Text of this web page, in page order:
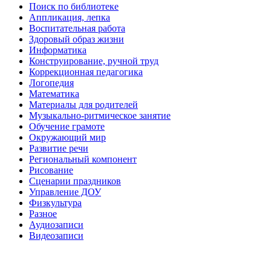
Поиск по библиотеке
Аппликация, лепка
Воспитательная работа
Здоровый образ жизни
Информатика
Конструирование, ручной труд
Коррекционная педагогика
Логопедия
Математика
Материалы для родителей
Музыкально-ритмическое занятие
Обучение грамоте
Окружающий мир
Развитие речи
Региональный компонент
Рисование
Сценарии праздников
Управление ДОУ
Физкультура
Разное
Аудиозаписи
Видеозаписи